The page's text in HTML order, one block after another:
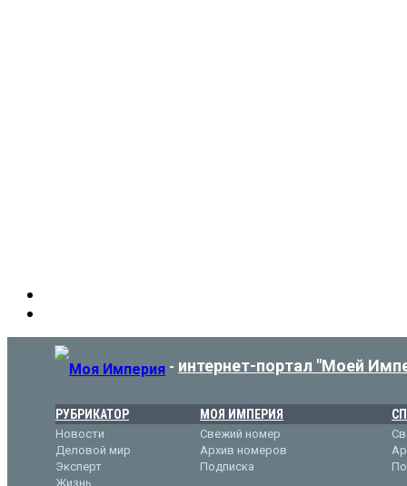
- интернет-портал "Моей
РУБРИКАТОР
Новости
Деловой мир
Эксперт
Жизнь
МОЯ ИМПЕРИЯ
Свежий номер
Архив номеров
Подписка